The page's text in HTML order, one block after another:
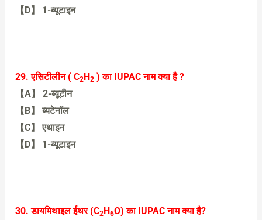
【D】 1-ब्यूटाइन
29. एसिटीलीन ( C2 H2 ) का IUPAC नाम क्या है ?
【A】 2-ब्यूटीन
【B】 ब्यटेनॉल
【C】 एथाइन
【D】 1-ब्यूटाइन
30. डायमिथाइल ईथर (C2 H6O) का IUPAC नाम क्या है?